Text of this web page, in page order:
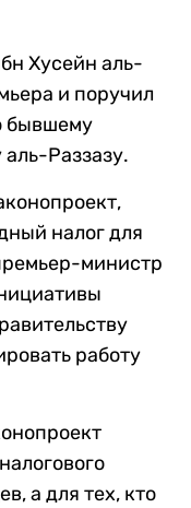
Хусейн аль-
и поручил
бывшему
Раззазу.
налог для
министр
работу
а для тех, кто